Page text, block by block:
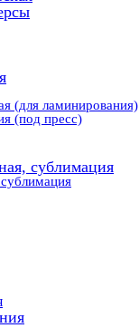
(для ламинирования)
(под пресс)
сублимация